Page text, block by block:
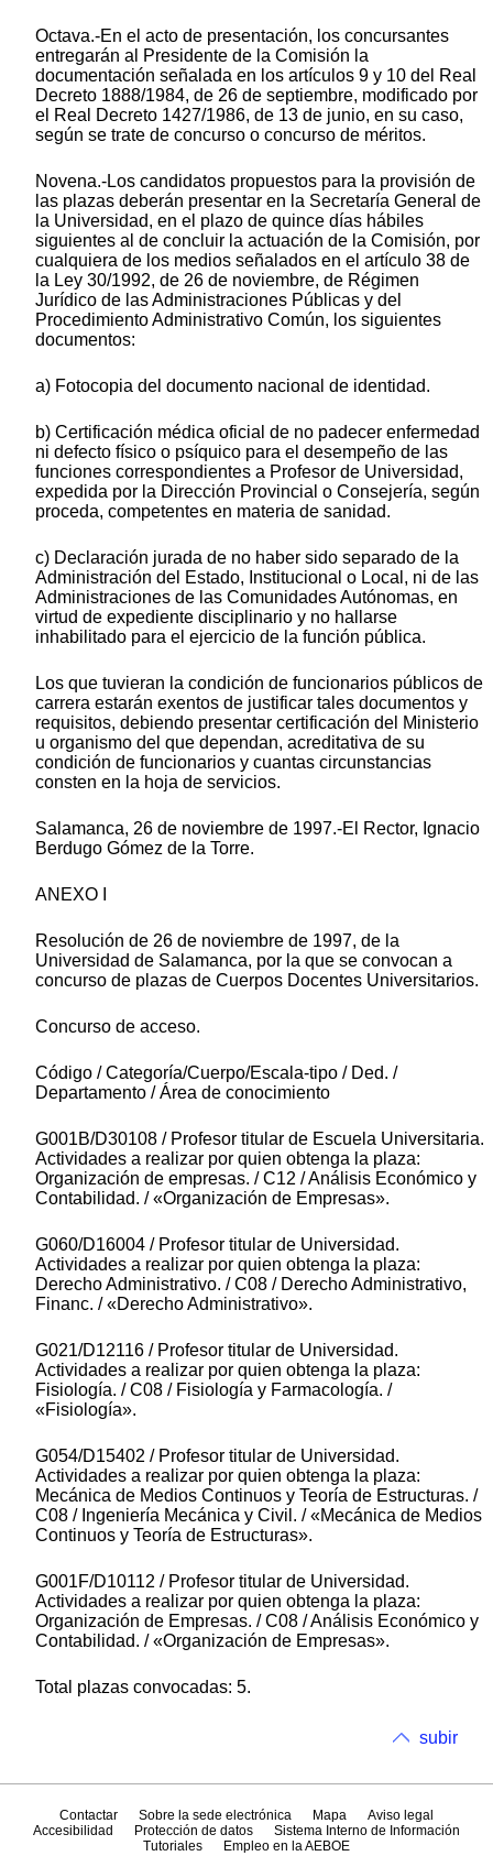
Octava.-En el acto de presentación, los concursantes
entregarán al Presidente de la Comisión la
documentación señalada en los artículos 9 y 10 del Real
Decreto 1888/1984, de 26 de septiembre, modificado por
el Real Decreto 1427/1986, de 13 de junio, en su caso,
según se trate de concurso o concurso de méritos.
Novena.-Los candidatos propuestos para la provisión de
las plazas deberán presentar en la Secretaría General de
la Universidad, en el plazo de quince días hábiles
siguientes al de concluir la actuación de la Comisión, por
cualquiera de los medios señalados en el artículo 38 de
la Ley 30/1992, de 26 de noviembre, de Régimen
Jurídico de las Administraciones Públicas y del
Procedimiento Administrativo Común, los siguientes
documentos:
a) Fotocopia del documento nacional de identidad.
b) Certificación médica oficial de no padecer enfermedad
ni defecto físico o psíquico para el desempeño de las
funciones correspondientes a Profesor de Universidad,
expedida por la Dirección Provincial o Consejería, según
proceda, competentes en materia de sanidad.
c) Declaración jurada de no haber sido separado de la
Administración del Estado, Institucional o Local, ni de las
Administraciones de las Comunidades Autónomas, en
virtud de expediente disciplinario y no hallarse
inhabilitado para el ejercicio de la función pública.
Los que tuvieran la condición de funcionarios públicos de
carrera estarán exentos de justificar tales documentos y
requisitos, debiendo presentar certificación del Ministerio
u organismo del que dependan, acreditativa de su
condición de funcionarios y cuantas circunstancias
consten en la hoja de servicios.
Salamanca, 26 de noviembre de 1997.-El Rector, Ignacio
Berdugo Gómez de la Torre.
ANEXO I
Resolución de 26 de noviembre de 1997, de la
Universidad de Salamanca, por la que se convocan a
concurso de plazas de Cuerpos Docentes Universitarios.
Concurso de acceso.
Código / Categoría/Cuerpo/Escala-tipo / Ded. /
Departamento / Área de conocimiento
G001B/D30108 / Profesor titular de Escuela Universitaria.
Actividades a realizar por quien obtenga la plaza:
Organización de empresas. / C12 / Análisis Económico y
Contabilidad. / «Organización de Empresas».
G060/D16004 / Profesor titular de Universidad.
Actividades a realizar por quien obtenga la plaza:
Derecho Administrativo. / C08 / Derecho Administrativo,
Financ. / «Derecho Administrativo».
G021/D12116 / Profesor titular de Universidad.
Actividades a realizar por quien obtenga la plaza:
Fisiología. / C08 / Fisiología y Farmacología. /
«Fisiología».
G054/D15402 / Profesor titular de Universidad.
Actividades a realizar por quien obtenga la plaza:
Mecánica de Medios Continuos y Teoría de Estructuras. /
C08 / Ingeniería Mecánica y Civil. / «Mecánica de Medios
Continuos y Teoría de Estructuras».
G001F/D10112 / Profesor titular de Universidad.
Actividades a realizar por quien obtenga la plaza:
Organización de Empresas. / C08 / Análisis Económico y
Contabilidad. / «Organización de Empresas».
Total plazas convocadas: 5.
subir
Contactar Sobre la sede electrónica Mapa
Aviso legal
Accesibilidad
Protección de datos
Sistema Interno de Información
Tutoriales
Empleo en la AEBOE